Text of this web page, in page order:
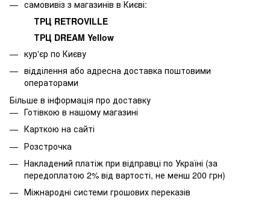
самовивіз з магазинів в Києві:
ТРЦ RETROVILLE
ТРЦ DREAM Yellow
кур'єр по Києву
відділення або адресна доставка поштовими
операторами
Більше в інформація про доставку
Готівкою в нашому магазині
Карткою на сайті
Розстрочка
Накладений платіж при відправці по Україні (за
передоплатою 2% від вартості, не менш 200 грн)
Міжнародні системи грошових переказів